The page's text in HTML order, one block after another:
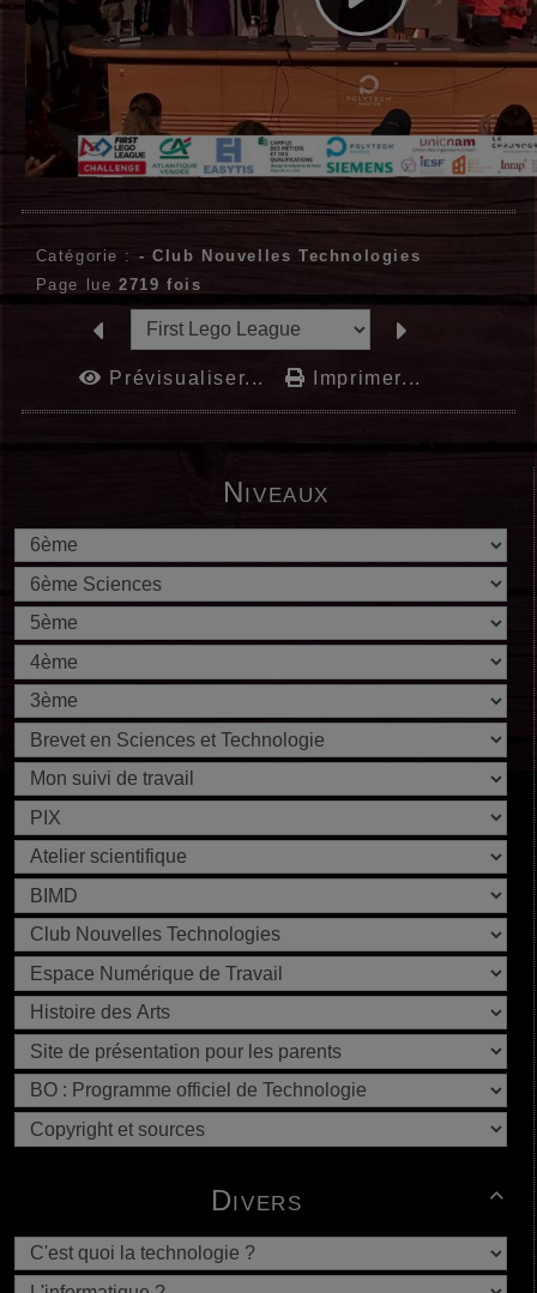
Niveaux

Divers
Catégorie : - Club Nouvelles Technologies
Page lue 2719 fois
Prévisualiser... Imprimer...